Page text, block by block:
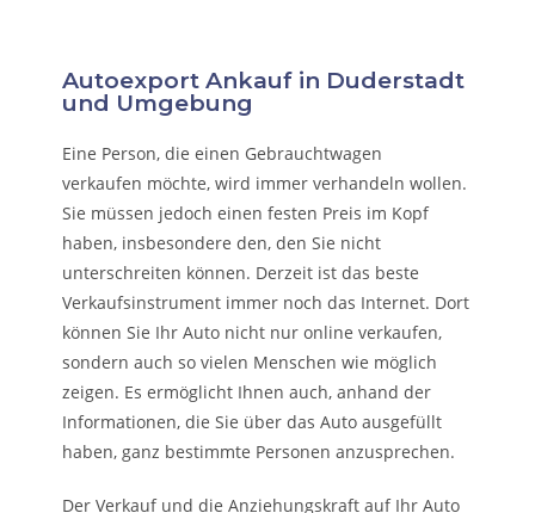
Autoexport Ankauf in Duderstadt
und Umgebung
Eine Person, die einen Gebrauchtwagen
verkaufen möchte, wird immer verhandeln wollen.
Sie müssen jedoch einen festen Preis im Kopf
haben, insbesondere den, den Sie nicht
unterschreiten können. Derzeit ist das beste
Verkaufsinstrument immer noch das Internet. Dort
können Sie Ihr Auto nicht nur online verkaufen,
sondern auch so vielen Menschen wie möglich
zeigen. Es ermöglicht Ihnen auch, anhand der
Informationen, die Sie über das Auto ausgefüllt
haben, ganz bestimmte Personen anzusprechen.
Der Verkauf und die Anziehungskraft auf Ihr Auto